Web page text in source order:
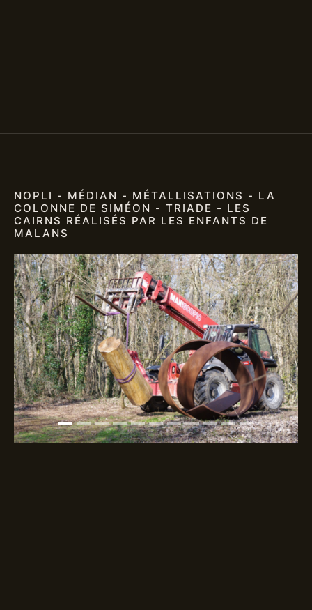
NOPLI - MÉDIAN - MÉTALLISATIONS - LA
COLONNE DE SIMÉON - TRIADE - LES
CAIRNS RÉALISÉS PAR LES ENFANTS DE
MALANS
Previous Next